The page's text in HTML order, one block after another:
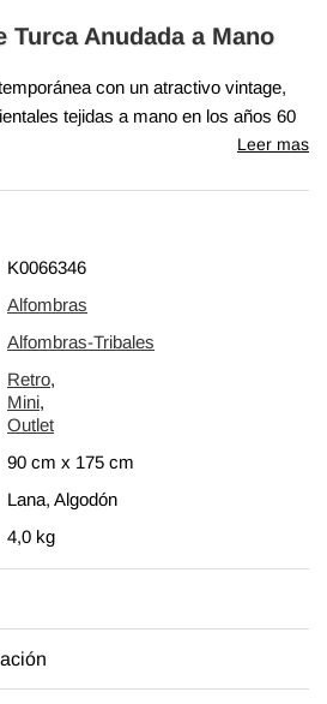
Anudada a Mano
con un atractivo vintage,
tejidas a mano en los años 60
y recortamos cuidadosamente
a mano, estas alfombras
especial acerca de unir
encantador que complementa
o bohemia. Eche un vistazo a
Apariencia "Vivida" para obtener
alfombras vintage "envejecidas".
Leer mas
K0066346
Alfombras
Alfombras-Tribales
Retro,
Mini,
Outlet
90 cm x 175 cm
Lana, Algodón
4,0 kg